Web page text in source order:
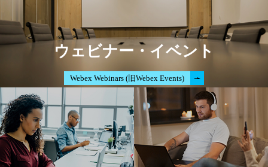
ウェビナー・イベント
Webex Webinars (旧Webex Events)